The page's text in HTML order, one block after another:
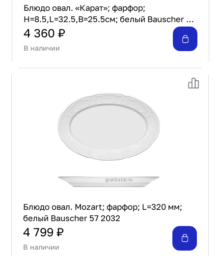
Блюдо овал. «Карат»; фарфор;
H=8.5,L=32.5,B=25.5см; белый Bauscher 25
2032
4 360 ₽
В наличии
Блюдо овал. Mozart; фарфор; L=320 мм;
белый Bauscher 57 2032
4 799 ₽
В наличии